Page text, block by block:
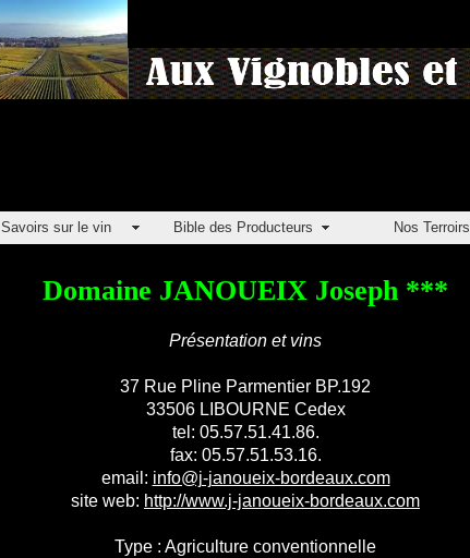
Savoirs sur le vin Bible des Producteurs Nos Terroirs
Domaine JANOUEIX Joseph ***
Présentation et vins
37 Rue Pline Parmentier BP.192
33506 LIBOURNE Cedex
tel: 05.57.51.41.86.
fax: 05.57.51.53.16.
email: info@j-janoueix-bordeaux.com
site web: http://www.j-janoueix-bordeaux.com
Type : Agriculture conventionnelle